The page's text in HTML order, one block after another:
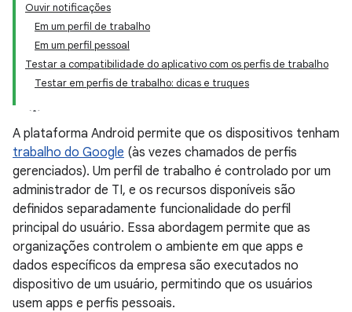
Ouvir notificações
Em um perfil de trabalho
Em um perfil pessoal
Testar a compatibilidade do aplicativo com os perfis de trabalho
Testar em perfis de trabalho: dicas e truques
A plataforma Android permite que os dispositivos tenham
trabalho do Google (às vezes chamados de perfis
gerenciados). Um perfil de trabalho é controlado por um
administrador de TI, e os recursos disponíveis são
definidos separadamente funcionalidade do perfil
principal do usuário. Essa abordagem permite que as
organizações controlem o ambiente em que apps e
dados específicos da empresa são executados no
dispositivo de um usuário, permitindo que os usuários
usem apps e perfis pessoais.